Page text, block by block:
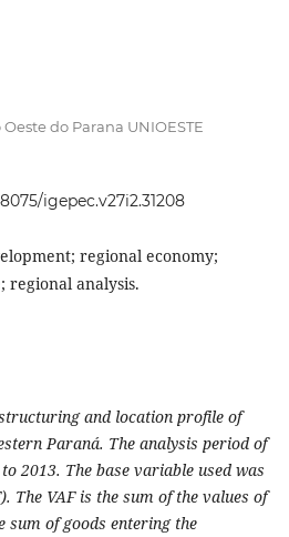
do Parana UNIOESTE
igepec.v27i2.31208
regional economy;
regional analysis.
and location profile of
Paraná. The analysis period of
2013. The base variable used was
The VAF is the sum of the values of
sum of goods entering the